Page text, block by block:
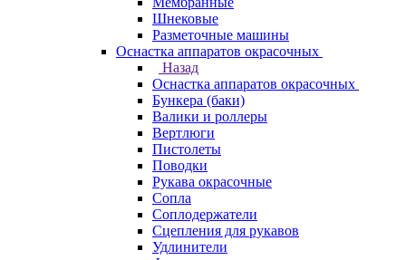
Шнековые
Разметочные машины
Оснастка аппаратов окрасочных
Назад
Оснастка аппаратов окрасочных
Бункера (баки)
Валики и роллеры
Вертлюги
Пистолеты
Поводки
Рукава окрасочные
Сопла
Соплодержатели
Сцепления для рукавов
Удлинители